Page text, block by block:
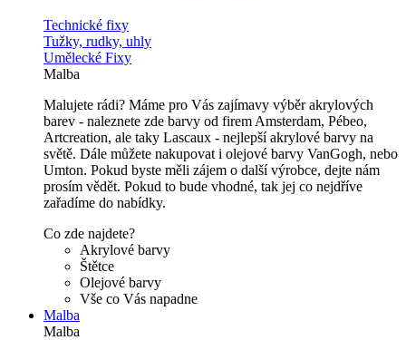
Technické fixy
Tužky, rudky, uhly
Umělecké Fixy
Malba
Malujete rádi? Máme pro Vás zajímavy výběr akrylových
barev - naleznete zde barvy od firem Amsterdam, Pébeo,
Artcreation, ale taky Lascaux - nejlepší akrylové barvy na
světě. Dále můžete nakupovat i olejové barvy VanGogh, nebo
Umton. Pokud byste měli zájem o další výrobce, dejte nám
prosím vědět. Pokud to bude vhodné, tak jej co nejdříve
zařadíme do nabídky.
Co zde najdete?
Akrylové barvy
Štětce
Olejové barvy
Vše co Vás napadne
Malba
Malba